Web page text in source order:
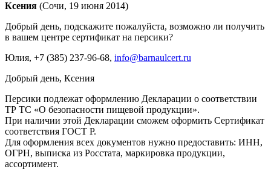
Ксения (Сочи, 19 июня 2014)
Добрый день, подскажите пожалуйста, возможно ли получить
в вашем центре сертификат на персики?
Юлия, +7 (385) 237-96-68, info@barnaulcert.ru
Добрый день, Ксения
Персики подлежат оформлению Декларации о соответствии
ТР ТС «О безопасности пищевой продукции».
При наличии этой Декларации сможем оформить Сертификат
соответствия ГОСТ Р.
Для оформления всех документов нужно предоставить: ИНН,
ОГРН, выписка из Росстата, маркировка продукции,
ассортимент.